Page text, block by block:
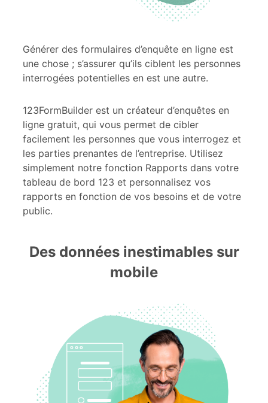
Générer des formulaires d’enquête en ligne est
une chose ; s’assurer qu’ils ciblent les personnes
interrogées potentielles en est une autre.
123FormBuilder est un créateur d’enquêtes en
ligne gratuit, qui vous permet de cibler
facilement les personnes que vous interrogez et
les parties prenantes de l’entreprise. Utilisez
simplement notre fonction Rapports dans votre
tableau de bord 123 et personnalisez vos
rapports en fonction de vos besoins et de votre
public.
Des données inestimables sur
mobile